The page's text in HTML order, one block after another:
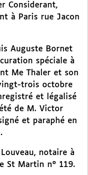
Considerant,
à Paris rue Jacon
Auguste Bornet
spéciale à
Me Thaler et son
trois octobre
et légalisé
de M. Victor
et paraphé en
notaire à
St Martin n° 119.